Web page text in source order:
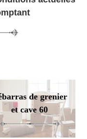
de grenier
et cave 60